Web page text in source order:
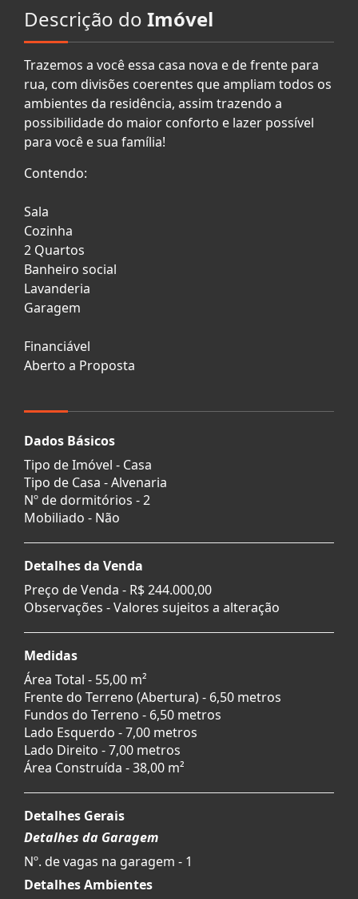
Descrição do Imóvel
Trazemos a você essa casa nova e de frente para
rua, com divisões coerentes que ampliam todos os
ambientes da residência, assim trazendo a
possibilidade do maior conforto e lazer possível
para você e sua família!
Contendo:
Sala
Cozinha
2 Quartos
Banheiro social
Lavanderia
Garagem
Financiável
Aberto a Proposta
Dados Básicos
Tipo de Imóvel - Casa
Tipo de Casa - Alvenaria
Nº de dormitórios - 2
Mobiliado - Não
Detalhes da Venda
Preço de Venda - R$ 244.000,00
Observações - Valores sujeitos a alteração
Medidas
Área Total - 55,00 m²
Frente do Terreno (Abertura) - 6,50 metros
Fundos do Terreno - 6,50 metros
Lado Esquerdo - 7,00 metros
Lado Direito - 7,00 metros
Área Construída - 38,00 m²
Detalhes Gerais
Detalhes da Garagem
Nº. de vagas na garagem - 1
Detalhes Ambientes